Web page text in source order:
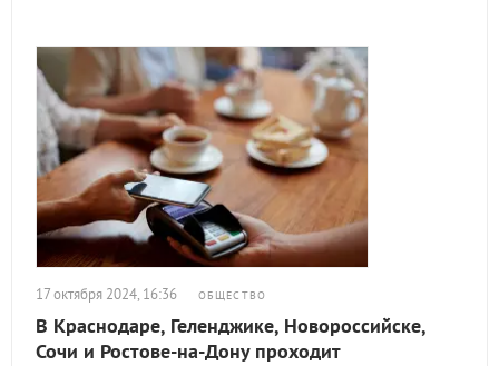
17 октября 2024, 16:36 ОБЩЕСТВО
В Краснодаре, Геленджике, Новороссийске,
Сочи и Ростове-на-Дону проходит